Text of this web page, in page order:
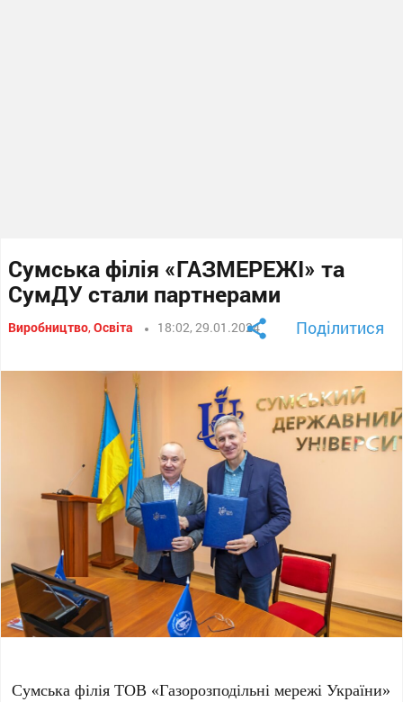
Сумська філія «ГАЗМЕРЕЖІ» та
СумДУ стали партнерами
Виробництво,Освіта 18:02, 29.01.2024 Поділитися
Сумська філія ТОВ «Газорозподільні мережі України»